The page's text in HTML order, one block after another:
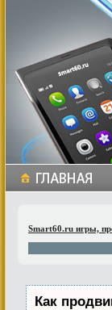
Smart60.ru игры,
Как